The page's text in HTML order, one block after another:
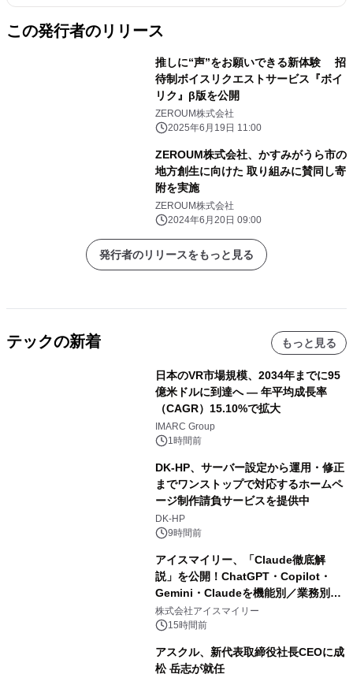
この発行者のリリース
推しに“声”をお願いできる新体験 招
待制ボイスリクエストサービス『ボイ
リク』β版を公開
ZEROUM株式会社
2025年6月19日 11:00
ZEROUM株式会社、かすみがうら市の
地方創生に向けた 取り組みに賛同し寄
附を実施
ZEROUM株式会社
2024年6月20日 09:00
発行者のリリースをもっと見る
テックの新着 もっと見る
日本のVR市場規模、2034年までに95
億米ドルに到達へ ― 年平均成長率
（CAGR）15.10%で拡大
IMARC Group
1時間前
DK-HP、サーバー設定から運用・修正
までワンストップで対応するホームペ
ージ制作請負サービスを提供中
DK-HP
9時間前
アイスマイリー、「Claude徹底解
説」を公開！ChatGPT・Copilot・
Gemini・Claudeを機能別／業務別に
比較―自社に合う生成AIの選び方がわ
かる実践ガイド
株式会社アイスマイリー
15時間前
アスクル、新代表取締役社長CEOに成
松 岳志が就任